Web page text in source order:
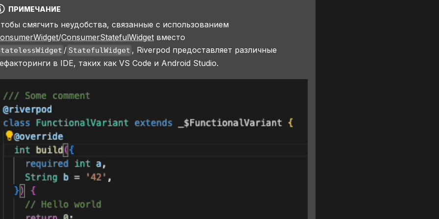
ПРИМЕЧАНИЕ
смягчить неудобства, связанные с использованием
/ConsumerStatefulWidget вместо
/ StatefulWidget , Riverpod предоставляет различные
в IDE, таких как VS Code и Android Studio.